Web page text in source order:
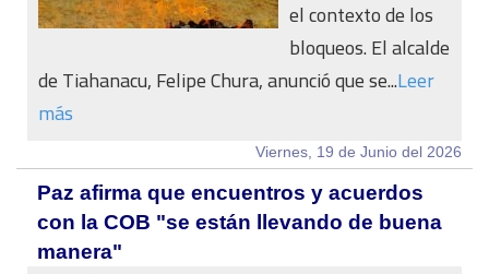
el contexto de los
bloqueos. El alcalde
de Tiahanacu, Felipe Chura, anunció que se...Leer
más
Viernes, 19 de Junio del 2026
Paz afirma que encuentros y acuerdos
con la COB "se están llevando de buena
manera"